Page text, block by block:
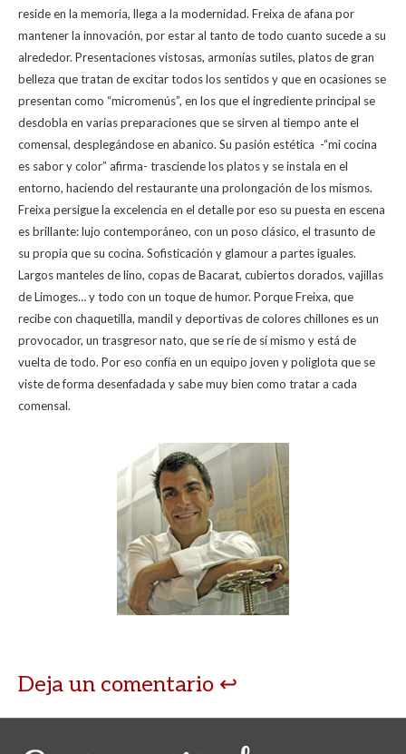
reside en la memoria, llega a la modernidad. Freixa de afana por
mantener la innovación, por estar al tanto de todo cuanto sucede a su
alrededor. Presentaciones vistosas, armonías sutiles, platos de gran
belleza que tratan de excitar todos los sentidos y que en ocasiones se
presentan como “micromenús”, en los que el ingrediente principal se
desdobla en varias preparaciones que se sirven al tiempo ante el
comensal, desplegándose en abanico. Su pasión estética -“mi cocina
es sabor y color” afirma- trasciende los platos y se instala en el
entorno, haciendo del restaurante una prolongación de los mismos.
Freixa persigue la excelencia en el detalle por eso su puesta en escena
es brillante: lujo contemporáneo, con un poso clásico, el trasunto de
su propia que su cocina. Sofisticación y glamour a partes iguales.
Largos manteles de lino, copas de Bacarat, cubiertos dorados, vajillas
de Limoges… y todo con un toque de humor. Porque Freixa, que
recibe con chaquetilla, mandil y deportivas de colores chillones es un
provocador, un trasgresor nato, que se ríe de sí mismo y está de
vuelta de todo. Por eso confía en un equipo joven y poliglota que se
viste de forma desenfadada y sabe muy bien como tratar a cada
comensal.
Deja un comentario